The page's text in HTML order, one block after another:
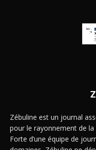
Zébuline est un journal
pour le rayonnement de la
Forte d’une équipe de